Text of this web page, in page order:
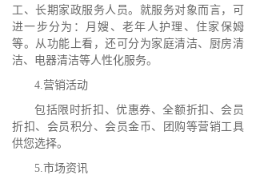
工、长期家政服务人员。就服务对象而言，可
进一步分为：月嫂、老年人护理、住家保姆
等。从功能上看，还可分为家庭清洁、厨房清
洁、电器清洁等人性化服务。
4.营销活动
包括限时折扣、优惠券、全额折扣、会员
折扣、会员积分、会员金币、团购等营销工具
供您选择。
5.市场资讯